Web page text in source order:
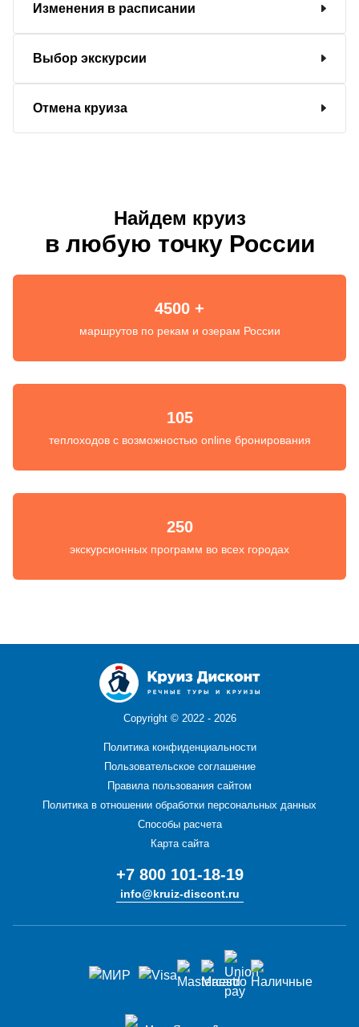
Изменения в расписании
Выбор экскурсии
Отмена круиза
Найдем круиз
в любую точку России
4500 +
маршрутов по рекам и озерам России
105
теплоходов с возможностью online бронирования
250
экскурсионных программ во всех городах
Copyright © 2022 - 2026
Политика конфиденциальности
Пользовательское соглашение
Правила пользования сайтом
Политика в отношении обработки персональных данных
Способы расчета
Карта сайта
+7 800 101-18-19
info@kruiz-discont.ru